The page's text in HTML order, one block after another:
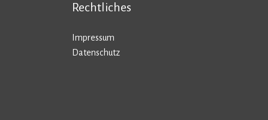
Rechtliches
Impressum
Datenschutz